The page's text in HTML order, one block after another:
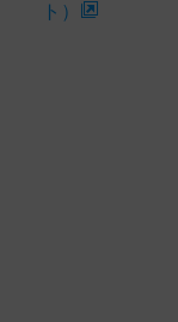
ト）